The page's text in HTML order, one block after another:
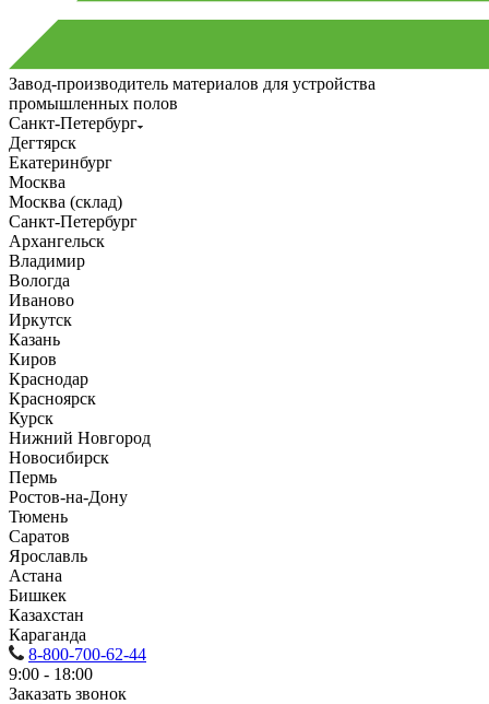
Завод-производитель материалов для устройства
промышленных полов
Санкт-Петербург
Дегтярск
Екатеринбург
Москва
Москва (склад)
Санкт-Петербург
Архангельск
Владимир
Вологда
Иваново
Иркутск
Казань
Киров
Краснодар
Красноярск
Курск
Нижний Новгород
Новосибирск
Пермь
Ростов-на-Дону
Тюмень
Саратов
Ярославль
Астана
Бишкек
Казахстан
Караганда
8-800-700-62-44
9:00 - 18:00
Заказать звонок